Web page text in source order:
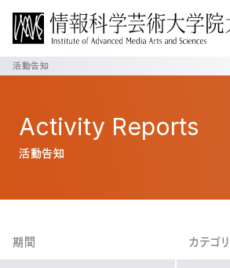
活動告知
Activity Reports
活動告知
期間 カテゴ